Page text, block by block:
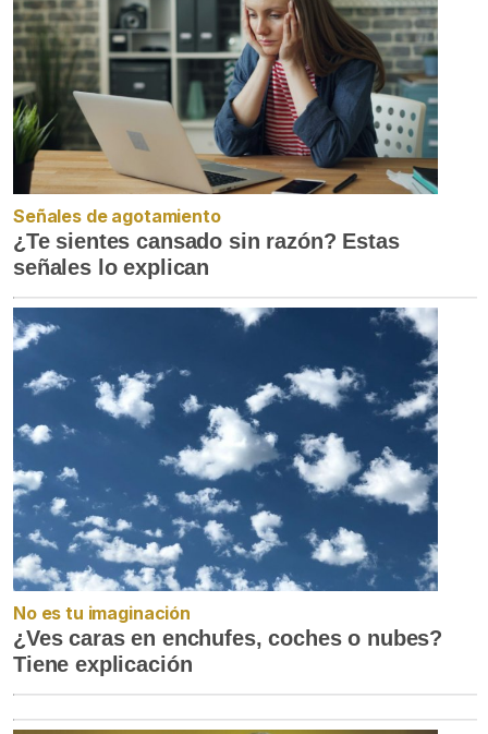
Señales de agotamiento
¿Te sientes cansado sin razón? Estas
señales lo explican
No es tu imaginación
¿Ves caras en enchufes, coches o nubes?
Tiene explicación